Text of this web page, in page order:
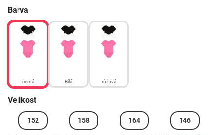
Barva
černá Bílá růžová
Velikost
152 158 164 146